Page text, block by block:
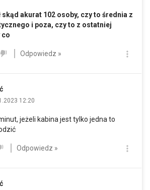
skąd akurat 102 osoby, czy to średnia z
i poza, czy to z ostatniej
co
Odpowiedz »
12:20
jeżeli kabina jest tylko jedna to
Odpowiedz »